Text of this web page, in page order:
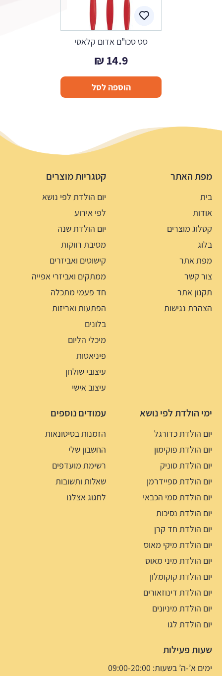
סט סכו"ם אדום קלאסי
14.9
₪
הוספה לסל
מפת האתר
בית
אודות
קטלוג מוצרים
בלוג
מפת אתר
צור קשר
תקנון אתר
הצהרת נגישות
קטגריות מוצרים
יום הולדת לפי נושא
לפי אירוע
יום הולדת שנה
מסיבת רווקות
קישוטים ואביזרים
ממתקים ואביזרי אפייה
חד פעמי מתכלה
הפתעות ואריזות
בלונים
מיכלי הליום
פיניאטות
עיצובי שולחן
עיצוב אישי
ימי הולדת לפי נושא
יום הולדת כדורגל
יום הולדת פוקימון
יום הולדת סוניק
יום הולדת ספיידרמן
יום הולדת סמי הכבאי
יום הולדת נסיכות
יום הולדת חד קרן
יום הולדת מיקי מאוס
יום הולדת מיני מאוס
יום הולדת קוקומלון
יום הולדת דינוזאורים
יום הולדת מיניונים
יום הולדת לגו
עמודים נוספים
הזמנות בסיטונאות
החשבון שלי
רשימת מועדפים
שאלות ותשובות
לחגוג אצלנו
שעות פעילות
ימים א’-ה’ בשעות: 09:00-20:00